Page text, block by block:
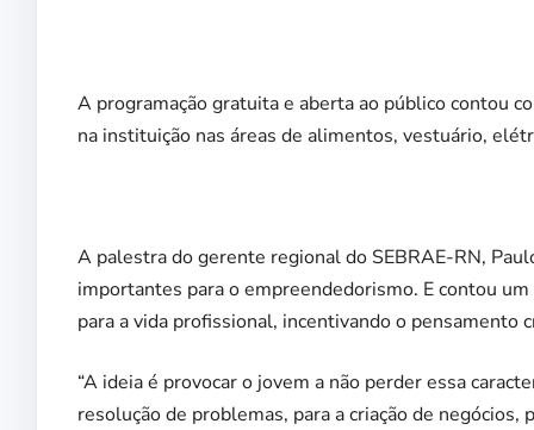
A programação gratuita e aberta ao público contou
na instituição nas áreas de alimentos, vestuário,
A palestra do gerente regional do SEBRAE-RN,
importantes para o empreendedorismo. E contou
para a vida profissional, incentivando o pensamento
“A ideia é provocar o jovem a não perder essa
resolução de problemas, para a criação de